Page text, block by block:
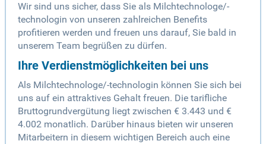
Wir sind uns sicher, dass Sie als Milchtechnologe/-
technologin von unseren zahlreichen Benefits
profitieren werden und freuen uns darauf, Sie bald in
unserem Team begrüßen zu dürfen.
Ihre Verdienstmöglichkeiten bei uns
Als Milchtechnologe/-technologin können Sie sich bei
uns auf ein attraktives Gehalt freuen. Die tarifliche
Bruttogrundvergütung liegt zwischen € 3.443 und €
4.002 monatlich. Darüber hinaus bieten wir unseren
Mitarbeitern in diesem wichtigen Bereich auch eine